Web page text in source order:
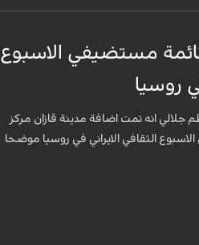
مستضيفي الاسبوع
روسيا
جلالي انه تمت اضافة مدينة قازان مركز
الثقافي الايراني في روسيا موضحا